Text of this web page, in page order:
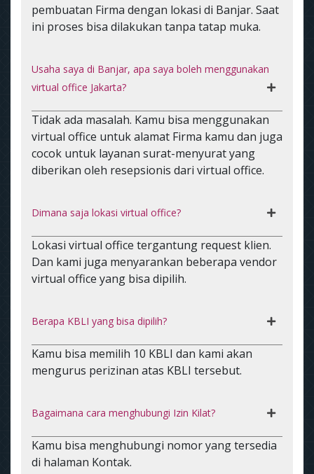
pembuatan Firma dengan lokasi di Banjar. Saat
ini proses bisa dilakukan tanpa tatap muka.
Usaha saya di Banjar, apa saya boleh menggunakan
virtual office Jakarta?
Tidak ada masalah. Kamu bisa menggunakan
virtual office untuk alamat Firma kamu dan juga
cocok untuk layanan surat-menyurat yang
diberikan oleh resepsionis dari virtual office.
Dimana saja lokasi virtual office?
Lokasi virtual office tergantung request klien.
Dan kami juga menyarankan beberapa vendor
virtual office yang bisa dipilih.
Berapa KBLI yang bisa dipilih?
Kamu bisa memilih 10 KBLI dan kami akan
mengurus perizinan atas KBLI tersebut.
Bagaimana cara menghubungi Izin Kilat?
Kamu bisa menghubungi nomor yang tersedia
di halaman Kontak.